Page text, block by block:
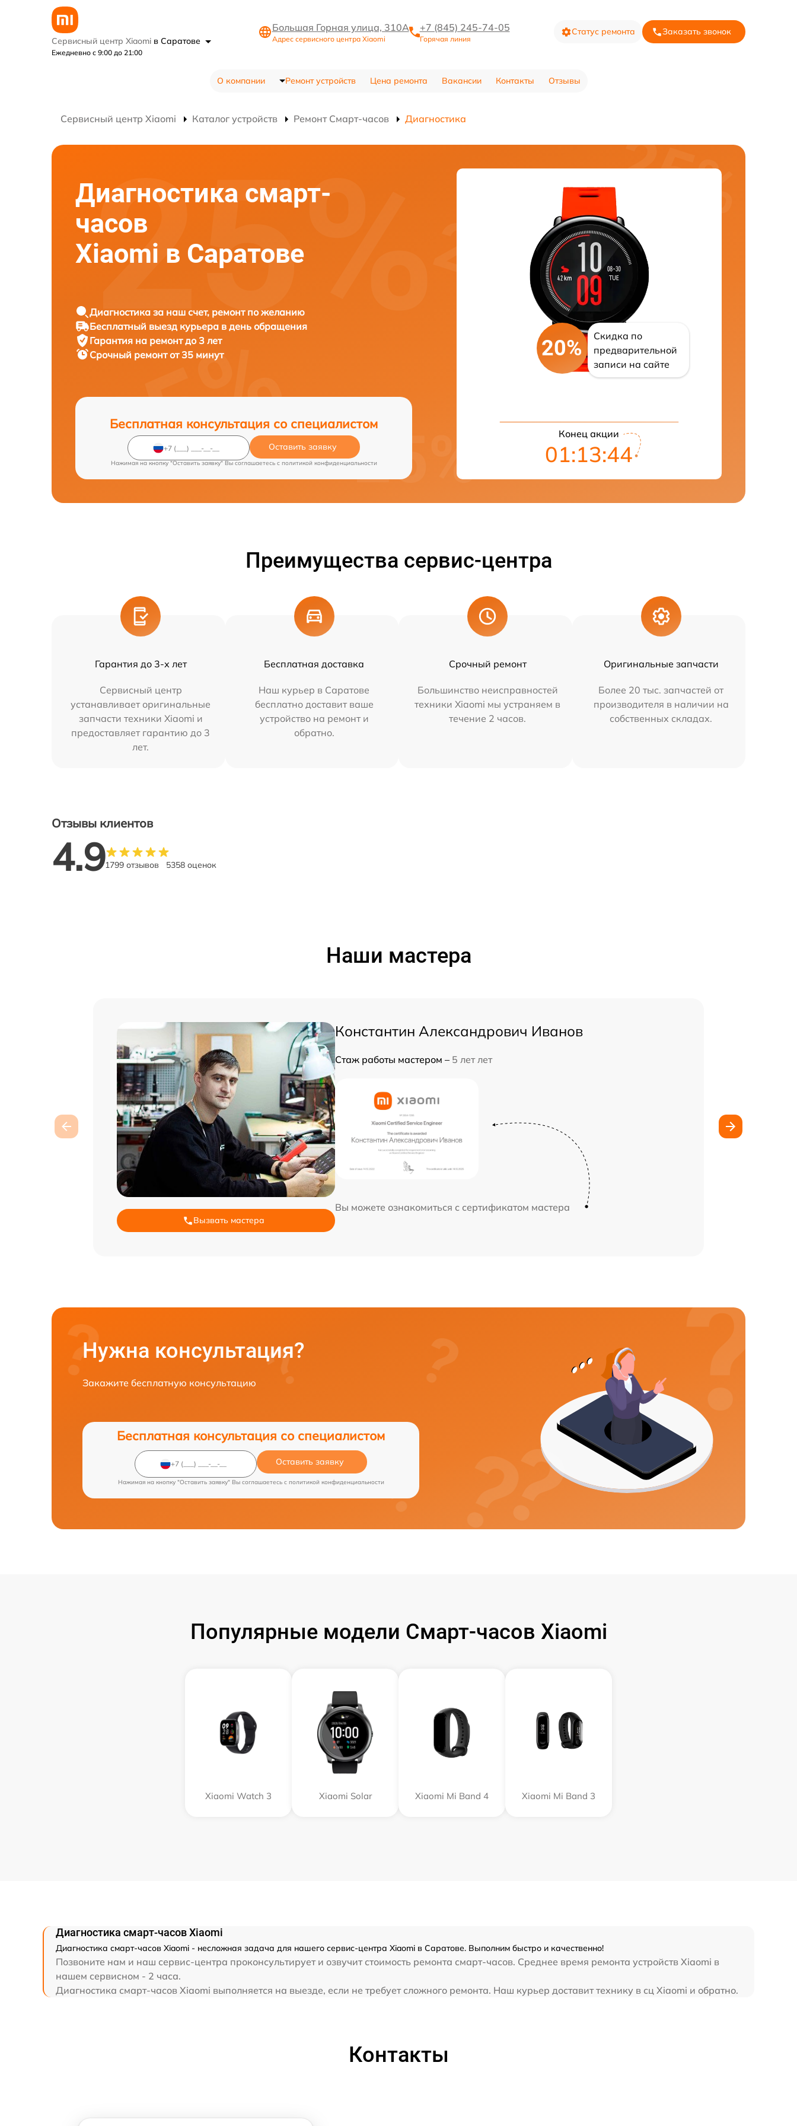
Сервисный центр Xiaomi в Саратове
Ежедневно с 9:00 до 21:00
Большая Горная улица, 310А
Адрес сервисного центра Xiaomi
+7 (845) 245-74-05
Горячая линия
Статус ремонта Заказать звонок
О компании Ремонт устройств Цена ремонта Вакансии Контакты Отзывы
Сервисный центр Xiaomi Каталог устройств Ремонт Смарт-часов Диагностика
Диагностика смарт-
часов
Xiaomi в Саратове
Диагностика за наш счет, ремонт по желанию
Бесплатный выезд курьера в день обращения
Гарантия на ремонт до 3 лет
Срочный ремонт от 35 минут
Бесплатная консультация со специалистом
Оставить заявку
Нажимая на кнопку "Оставить заявку" Вы соглашаетесь c политикой конфиденциальности
20%
Скидка по
предварительной
записи на сайте
Конец акции
01:13:43
Преимущества сервис-центра
Гарантия до 3-х лет
Сервисный центр
устанавливает оригинальные
запчасти техники Xiaomi и
предоставляет гарантию до 3
лет.
Бесплатная доставка
Наш курьер в Саратове
бесплатно доставит ваше
устройство на ремонт и
обратно.
Срочный ремонт
Большинство неисправностей
техники Xiaomi мы устраняем в
течение 2 часов.
Оригинальные запчасти
Более 20 тыс. запчастей от
производителя в наличии на
собственных складах.
Отзывы клиентов
4.91799 отзывов 5358 оценок
Наши мастера
Вызвать мастера
Константин Александрович Иванов
Стаж работы мастером – 5 лет лет
Вы можете ознакомиться с сертификатом мастера
Нужна консультация?
Закажите бесплатную консультацию
Бесплатная консультация со специалистом
Оставить заявку
Нажимая на кнопку "Оставить заявку" Вы соглашаетесь c политикой конфиденциальности
Популярные модели Смарт-часов Xiaomi
Xiaomi Watch 3 Xiaomi Solar Xiaomi Mi Band 4 Xiaomi Mi Band 3
Диагностика смарт-часов Xiaomi
Диагностика смарт-часов Xiaomi - несложная задача для нашего сервис-центра Xiaomi в Саратове. Выполним быстро и качественно!
Позвоните нам и наш сервис-центра проконсультирует и озвучит стоимость ремонта смарт-часов. Среднее время ремонта устройств Xiaomi в
нашем сервисном - 2 часа.
Диагностика смарт-часов Xiaomi выполняется на выезде, если не требует сложного ремонта. Наш курьер доставит технику в сц Xiaomi и обратно.
Контакты